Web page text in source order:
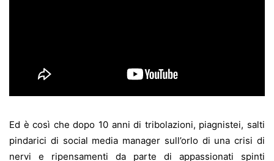
Ed è così che dopo 10 anni di tribolazioni, piagnistei, salti
pindarici di social media manager sull’orlo di una crisi di
nervi e ripensamenti da parte di appassionati spinti